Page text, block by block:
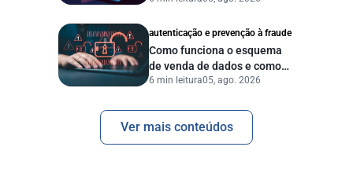
autenticação e prevenção à fraude
Como funciona o esquema
de venda de dados e como
proteger sua empresa?
6 min leitura05, ago. 2026
Ver mais conteúdos